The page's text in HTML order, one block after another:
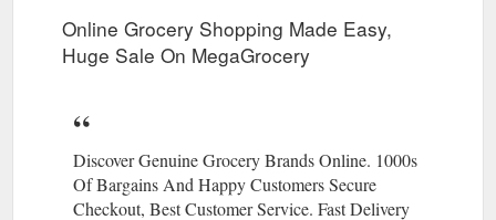
Online Grocery Shopping Made Easy,
Huge Sale On MegaGrocery
Discover Genuine Grocery Brands Online. 1000s
Of Bargains And Happy Customers Secure
Checkout, Best Customer Service. Fast Delivery